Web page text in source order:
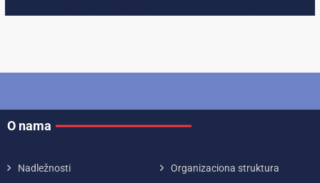
O nama
Nadležnosti Organizaciona struktura